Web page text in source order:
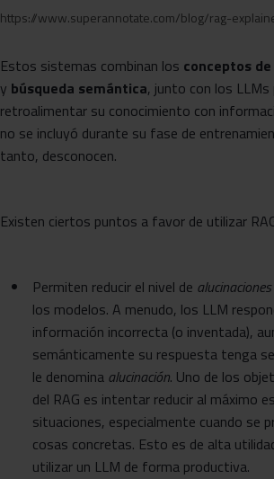
https://www.superannotate.com/blog/rag-
Estos sistemas combinan los conceptos
y búsqueda semántica, junto con los LLMs
retroalimentar su conocimiento con
no se incluyó durante su fase de
tanto, desconocen.
Existen ciertos puntos a favor de utilizar
Permiten reducir el nivel de alucinaciones
los modelos. A menudo, los LLM
información incorrecta (o inventada),
semánticamente su respuesta tenga
le denomina alucinación. Uno de los
del RAG es intentar reducir al máximo
situaciones, especialmente cuando se
cosas concretas. Esto es de alta
utilizar un LLM de forma productiva.